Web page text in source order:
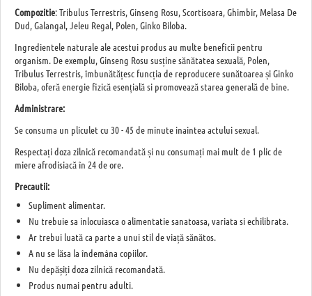
Compozitie: Tribulus Terrestris, Ginseng Rosu, Scortisoara, Ghimbir, Melasa De
Dud, Galangal, Jeleu Regal, Polen, Ginko Biloba.
Ingredientele naturale ale acestui produs au multe beneficii pentru
organism. De exemplu, Ginseng Rosu susține sănătatea sexuală, Polen,
Tribulus Terrestris, îmbunătățesc funcția de reproducere sunătoarea și Ginko
Biloba, oferă energie fizică esențială si promovează starea generală de bine.
Administrare:
Se consuma un pliculet cu 30 - 45 de minute inaintea actului sexual.
Respectați doza zilnică recomandată și nu consumați mai mult de 1 plic de
miere afrodisiacă în 24 de ore.
Precautii:
Supliment alimentar.
Nu trebuie sa inlocuiasca o alimentatie sanatoasa, variata si echilibrata.
Ar trebui luată ca parte a unui stil de viață sănătos.
A nu se lăsa la îndemâna copiilor.
Nu depășiți doza zilnică recomandată.
Produs numai pentru adulti.